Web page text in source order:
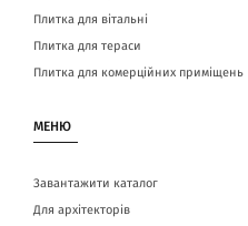
Плитка для вітальні
Плитка для тераси
Плитка для комерційних приміщень
МЕНЮ
Завантажити каталог
Для архітекторів